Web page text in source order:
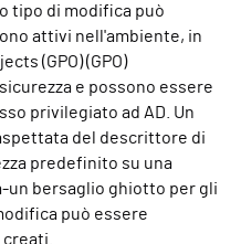
tipo di modifica può
attivi nell'ambiente, in
(GPO)(GPO)
e possono essere
privilegiato ad AD. Un
del descrittore di
predefinito su una
-un bersaglio ghiotto per gli
può essere